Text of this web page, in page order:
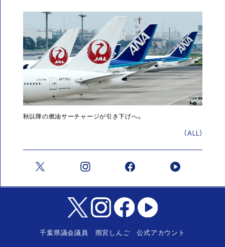
秋以降の燃油サーチャージが引き下げへ。
(ALL)
千葉県議会議員 雨宮しんご 公式アカウント